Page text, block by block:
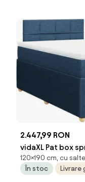
2.447,99 RON
vidaXL Pat box
albastru,
120×190 cm, cu
În stoc
Livrare